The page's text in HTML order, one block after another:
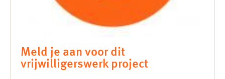
Meld je aan voor dit
vrijwilligerswerk project